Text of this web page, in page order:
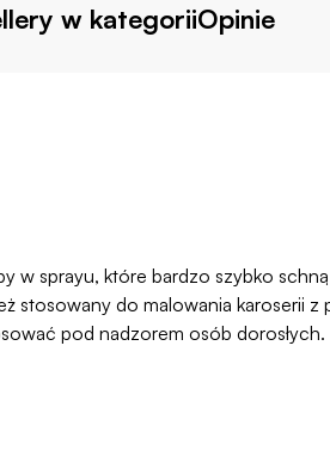
w kategoriiOpinie
w sprayu, które bardzo szybko
stosowany do malowania karoserii
pod nadzorem osób dorosłych.